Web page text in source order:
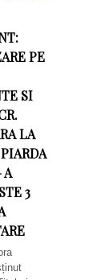
PE
SI
LA
A
3